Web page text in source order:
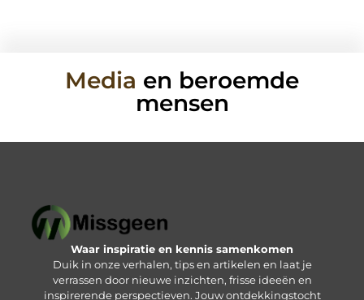
Media en beroemde
mensen
Waar inspiratie en kennis samenkomen
Duik in onze verhalen, tips en artikelen en laat je
verrassen door nieuwe inzichten, frisse ideeën en
inspirerende perspectieven. Jouw ontdekkingstocht